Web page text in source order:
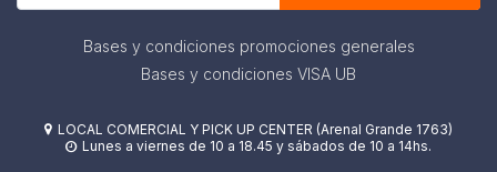
Bases y condiciones promociones generales
Bases y condiciones VISA UB
 LOCAL COMERCIAL Y PICK UP CENTER (Arenal Grande 1763)
 Lunes a viernes de 10 a 18.45 y sábados de 10 a 14hs.